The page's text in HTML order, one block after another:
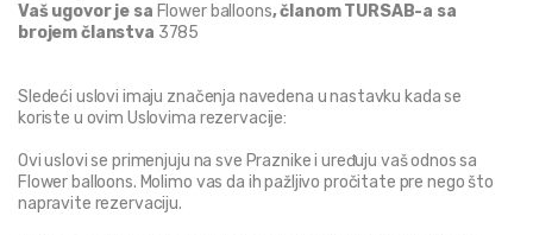
Vaš ugovor je sa Flower balloons, članom TURSAB-a sa
brojem članstva 3785
Sledeći uslovi imaju značenja navedena u nastavku kada se
koriste u ovim Uslovima rezervacije:
Ovi uslovi se primenjuju na sve Praznike i uređuju vaš odnos sa
Flower balloons. Molimo vas da ih pažljivo pročitate pre nego što
napravite rezervaciju.